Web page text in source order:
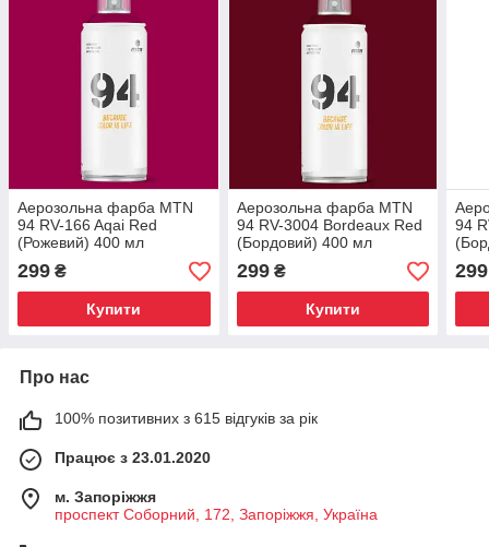
Аерозольна фарба MTN
94 RV-166 Aqai Red
(Рожевий) 400 мл
299 ₴
Купити
Аерозольна фарба MTN
94 RV-3004 Bordeaux Red
(Бордовий) 400 мл
299₴
Купити
94
299
Про нас
100% позитивних з 615 відгуків за рік
Працює з 23.01.2020
м. Запоріжжя
проспект Соборний, 172, Запоріжжя, Україна